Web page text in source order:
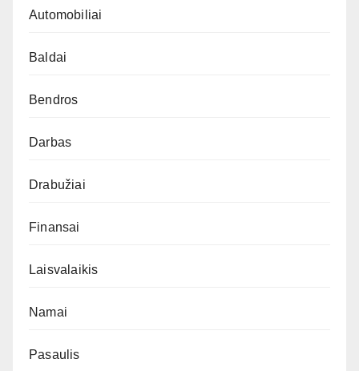
Automobiliai
Baldai
Bendros
Darbas
Drabužiai
Finansai
Laisvalaikis
Namai
Pasaulis